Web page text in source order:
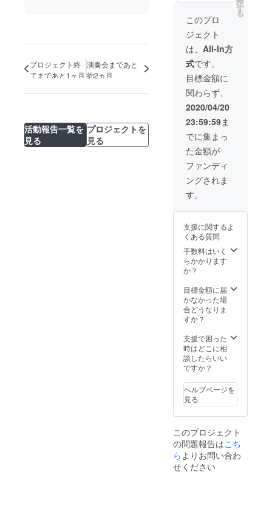
プロジェクト終
了まであと1ヶ月
演奏会まであと
約2ヵ月
活動報告一覧を
見る
プロジェクトを
見る
受けます。 ※２
グラムの予定で
す。 ※日時要相
談。 ・希望者の
み、プログラム
にご芳名を記載
させて頂きま
す。 ※支援時、
必ず備考欄にご
ご記入くださ
い。
択
す
る
このプロ
ジェクト
は、 All-In方
式です。
目標金額に
関わらず、
2020/04/20
23:59:59ま
でに集まっ
た金額が
ファンディ
ングされま
す。
支援に関するよ
くある質問
手数料はいく
らかかります
か？
目標金額に届
かなかった場
合どうなりま
すか？
支援で困った
時はどこに相
談したらいい
ですか？
ヘルプページを
見る
このプロジェクト
の問題報告はこち
らよりお問い合わ
せください